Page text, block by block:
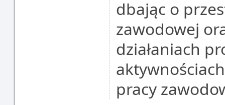
dbając o
zawodowej
działaniach
pracy